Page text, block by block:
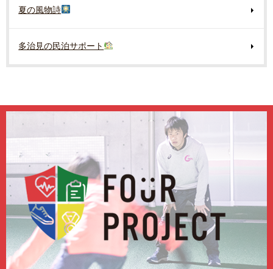
夏の風物詩
多治見の民泊サポート